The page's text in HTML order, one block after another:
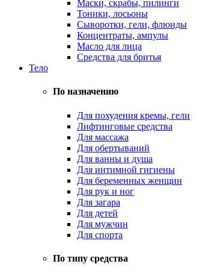
Маски, скрабы, пилинги
Тоники, лосьоны
Сыворотки, гели, флюиды
Концентраты, ампулы
Масло для лица
Средства для бритья
Тело
По назначению
Для похудения кремы, гели
Лифтинговые средства
Для массажа
Для обертываний
Для ванны и душа
Для интимной гигиены
Для беременных женщин
Для рук и ног
Для загара
Для детей
Для мужчин
Для спорта
По типу средства